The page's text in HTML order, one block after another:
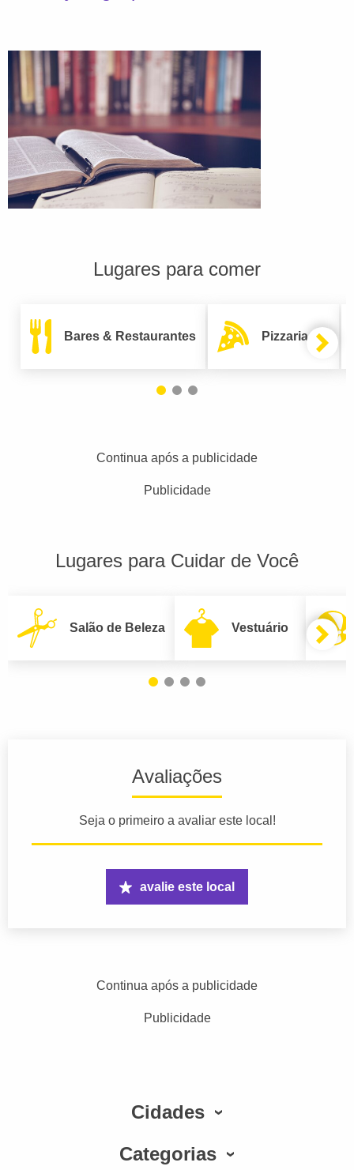
Lugares para comer
Bares & Restaurantes Pizzarias
Continua após a publicidade
Publicidade
Lugares para Cuidar de Você
Salão de Beleza Vestuário
Avaliações
Seja o primeiro a avaliar este local!
avalie este local
Continua após a publicidade
Publicidade
Cidades
Categorias